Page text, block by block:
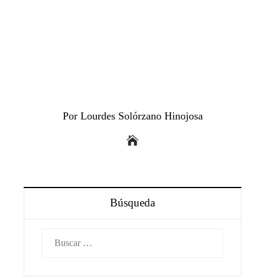
Por Lourdes Solórzano Hinojosa
Búsqueda